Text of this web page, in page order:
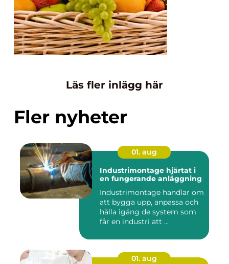
Läs fler inlägg här
Fler nyheter
01. aug
Industrimontage hjärtat i
en fungerande anläggning
Industrimontage handlar om
att bygga upp, anpassa och
hålla igång de system som
får en industri att ...
01. aug